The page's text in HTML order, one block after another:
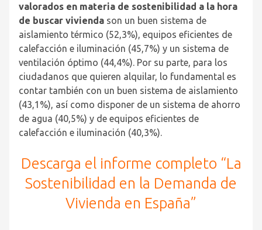
valorados en materia de sostenibilidad a la hora
de buscar vivienda son un buen sistema de
aislamiento térmico (52,3%), equipos eficientes de
calefacción e iluminación (45,7%) y un sistema de
ventilación óptimo (44,4%). Por su parte, para los
ciudadanos que quieren alquilar, lo fundamental es
contar también con un buen sistema de aislamiento
(43,1%), así como disponer de un sistema de ahorro
de agua (40,5%) y de equipos eficientes de
calefacción e iluminación (40,3%).
Descarga el informe completo “La
Sostenibilidad en la Demanda de
Vivienda en España”